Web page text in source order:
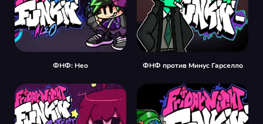
ФНФ: Нео ФНФ против Минус Гарселло